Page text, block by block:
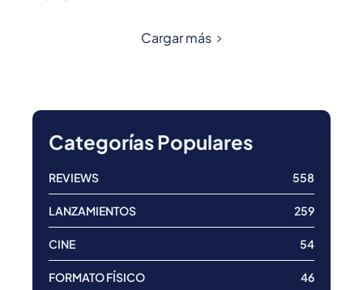
Cargar más
Categorías Populares
REVIEWS 558
LANZAMIENTOS 259
CINE 54
FORMATO FÍSICO 46